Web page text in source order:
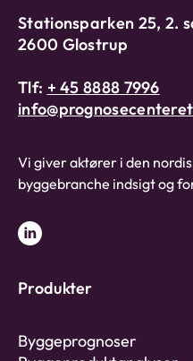
Stationsparken 25, 2.
2600 Glostrup
Tlf: + 45 8888 7996
Vi giver aktører i den
byggebranche indsigt og
Produkter
Byggeprognoser